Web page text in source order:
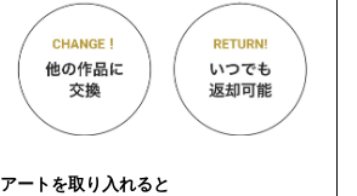
アートを取り入れると